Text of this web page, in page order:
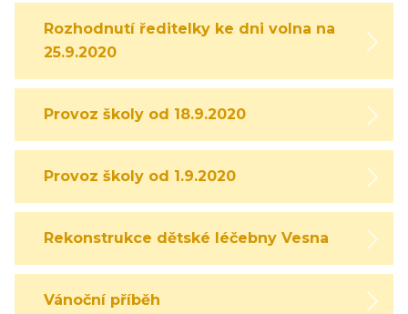
Rozhodnutí ředitelky ke dni volna na
25.9.2020
Provoz školy od 18.9.2020
Provoz školy od 1.9.2020
Rekonstrukce dětské léčebny Vesna
Vánoční příběh